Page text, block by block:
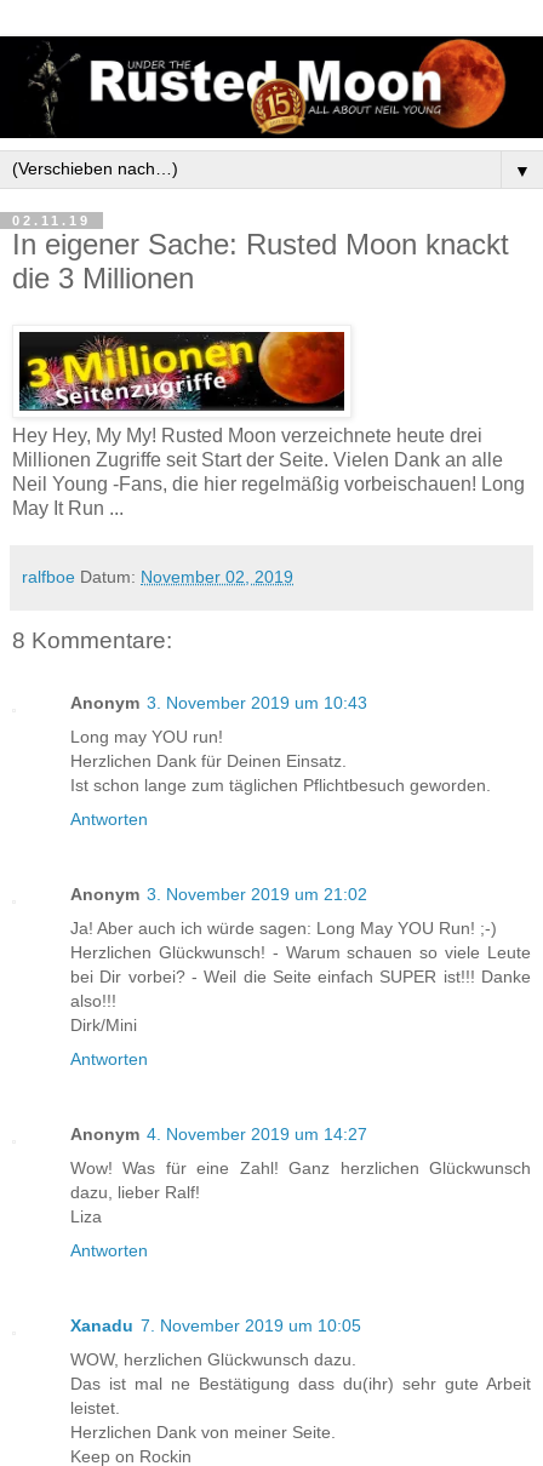
▼
02.11.19
In eigener Sache: Rusted Moon knackt
die 3 Millionen
Hey Hey, My My! Rusted Moon verzeichnete heute drei
Millionen Zugriffe seit Start der Seite. Vielen Dank an alle
Neil Young -Fans, die hier regelmäßig vorbeischauen! Long
May It Run ...
ralfboe Datum: November 02, 2019
8 Kommentare:
Anonym 3. November 2019 um 10:43
Long may YOU run!
Herzlichen Dank für Deinen Einsatz.
Ist schon lange zum täglichen Pflichtbesuch geworden.
Antworten
Anonym 3. November 2019 um 21:02
Ja! Aber auch ich würde sagen: Long May YOU Run! ;-)
Herzlichen Glückwunsch! - Warum schauen so viele Leute
bei Dir vorbei? - Weil die Seite einfach SUPER ist!!! Danke
also!!!
Dirk/Mini
Antworten
Anonym 4. November 2019 um 14:27
Wow! Was für eine Zahl! Ganz herzlichen Glückwunsch
dazu, lieber Ralf!
Liza
Antworten
Xanadu 7. November 2019 um 10:05
WOW, herzlichen Glückwunsch dazu.
Das ist mal ne Bestätigung dass du(ihr) sehr gute Arbeit
leistet.
Herzlichen Dank von meiner Seite.
Keep on Rockin